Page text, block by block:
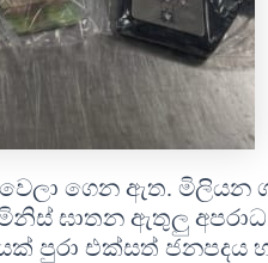
වෙලා ගෙන ඇත.
ඝාතන ඇතුලු අපරාධ
පුරා එක්සත් ජනපදය